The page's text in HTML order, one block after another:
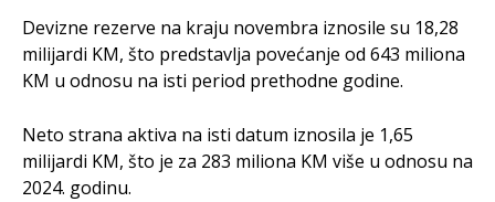
Devizne rezerve na kraju novembra iznosile su 18,28
milijardi KM, što predstavlja povećanje od 643 miliona
KM u odnosu na isti period prethodne godine.
Neto strana aktiva na isti datum iznosila je 1,65
milijardi KM, što je za 283 miliona KM više u odnosu na
2024. godinu.